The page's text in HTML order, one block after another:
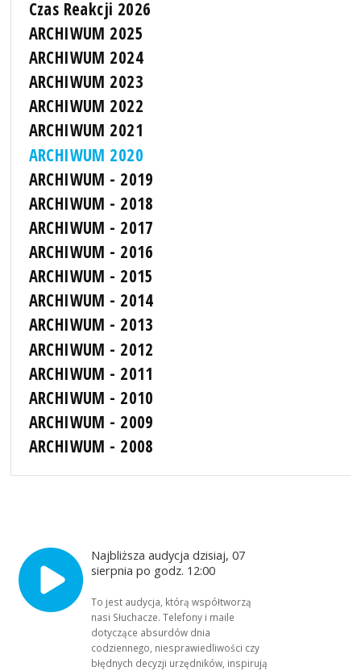
Czas Reakcji 2026
ARCHIWUM 2025
ARCHIWUM 2024
ARCHIWUM 2023
ARCHIWUM 2022
ARCHIWUM 2021
ARCHIWUM 2020
ARCHIWUM - 2019
ARCHIWUM - 2018
ARCHIWUM - 2017
ARCHIWUM - 2016
ARCHIWUM - 2015
ARCHIWUM - 2014
ARCHIWUM - 2013
ARCHIWUM - 2012
ARCHIWUM - 2011
ARCHIWUM - 2010
ARCHIWUM - 2009
ARCHIWUM - 2008
Najbliższa audycja dzisiaj, 07
sierpnia po godz. 12:00
To jest audycja, którą współtworzą
nasi Słuchacze. Telefony i maile
dotyczące absurdów dnia
codziennego, niesprawiedliwości czy
błędnych decyzji urzędników, inspirują